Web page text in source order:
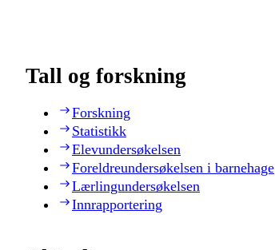
Tall og forskning
Forskning
Statistikk
Elevundersøkelsen
Foreldreundersøkelsen i barnehage
Lærlingundersøkelsen
Innrapportering